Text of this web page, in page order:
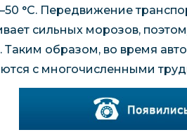
°C. Передвижение
сильных морозов,
Таким образом, во время
с многочисленными